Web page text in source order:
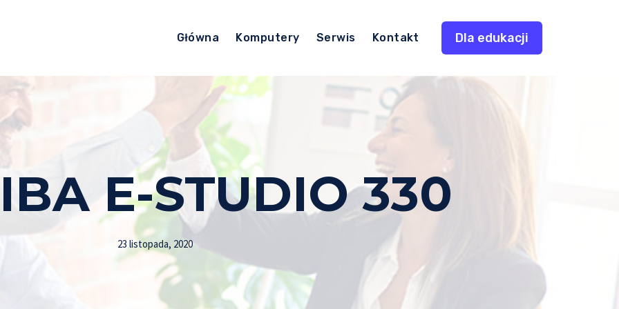
Główna Komputery Serwis Kontakt Dla edukacji
E-STUDIO 330
23 listopada, 2020